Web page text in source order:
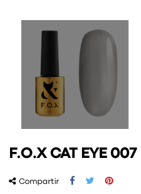
F.O.X CAT EYE 007
Compartir